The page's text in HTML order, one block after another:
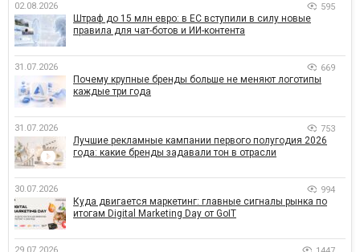
02.08.2026 595
Штраф до 15 млн евро: в ЕС вступили в силу новые
правила для чат-ботов и ИИ-контента
31.07.2026 669
Почему крупные бренды больше не меняют логотипы
каждые три года
31.07.2026 753
Лучшие рекламные кампании первого полугодия 2026
года: какие бренды задавали тон в отрасли
30.07.2026 994
Куда двигается маркетинг: главные сигналы рынка по
итогам Digital Marketing Day от GoIT